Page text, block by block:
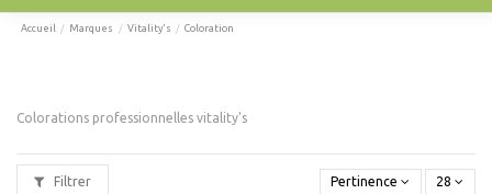
Accueil Marques Vitality's Coloration
Colorations professionnelles vitality's
Filtrer Pertinence 28